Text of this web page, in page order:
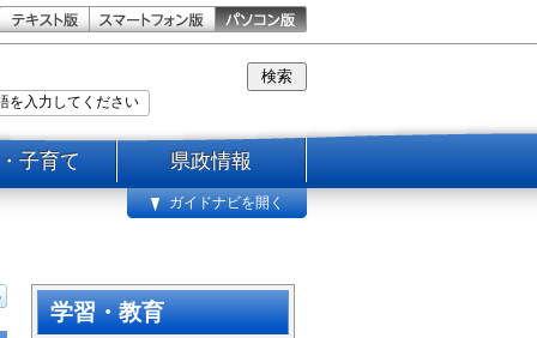
子育て 県政情報
ガイドナビを開く
学習・教育